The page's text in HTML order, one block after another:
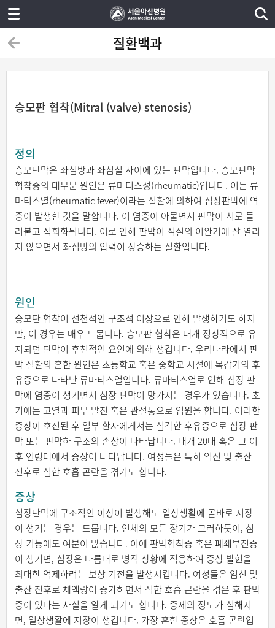
질환백과
승모판 협착(Mitral (valve) stenosis)
정의
승모판막은 좌심방과 좌심실 사이에 있는 판막입니다. 승모판막
협착증의 대부분 원인은 류마티스성(rheumatic)입니다. 이는 류
마티스열(rheumatic fever)이라는 질환에 의하여 심장판막에 염
증이 발생한 것을 말합니다. 이 염증이 아물면서 판막이 서로 들
러붙고 석회화됩니다. 이로 인해 판막이 심실의 이완기에 잘 열리
지 않으면서 좌심방의 압력이 상승하는 질환입니다.
원인
승모판 협착이 선천적인 구조적 이상으로 인해 발생하기도 하지
만, 이 경우는 매우 드뭅니다. 승모판 협착은 대개 정상적으로 유
지되던 판막이 후천적인 요인에 의해 생깁니다. 우리나라에서 판
막 질환의 흔한 원인은 초등학교 혹은 중학교 시절에 목감기의 후
유증으로 나타난 류마티스열입니다. 류마티스열로 인해 심장 판
막에 염증이 생기면서 심장 판막이 망가지는 경우가 있습니다. 초
기에는 고열과 피부 발진 혹은 관절통으로 입원을 합니다. 이러한
증상이 호전된 후 일부 환자에게서는 심각한 후유증으로 심장 판
막 또는 판막하 구조의 손상이 나타납니다. 대개 20대 혹은 그 이
후 연령대에서 증상이 나타납니다. 여성들은 특히 임신 및 출산
전후로 심한 호흡 곤란을 겪기도 합니다.
증상
심장판막에 구조적인 이상이 발생해도 일상생활에 곧바로 지장
이 생기는 경우는 드뭅니다. 인체의 모든 장기가 그러하듯이, 심
장 기능에도 여분이 많습니다. 이에 판막협착증 혹은 폐쇄부전증
이 생기면, 심장은 나름대로 병적 상황에 적응하여 증상 발현을
최대한 억제하려는 보상 기전을 발생시킵니다. 여성들은 임신 및
출산 전후로 체액량이 증가하면서 심한 호흡 곤란을 겪은 후 판막
증이 있다는 사실을 알게 되기도 합니다. 증세의 정도가 심해지
면, 일상생활에 지장이 생깁니다. 가장 흔한 증상은 호흡 곤란입